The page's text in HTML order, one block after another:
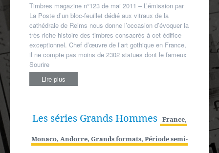
Timbres magazine n°123 de mai 2011 – L’émission par
La Poste d’un bloc-feuillet dédié aux vitraux de la
cathédrale de Reims nous donne l’occasion d’évoquer la
très riche histoire des timbres consacrés à cet édifice
exceptionnel. Chef d’œuvre de l’art gothique en France,
il ne compte pas moins de 2302 statues dont le fameux
Sourire
Lire plus
Les séries Grands Hommes France,
Monaco, Andorre, Grands formats, Période semi-